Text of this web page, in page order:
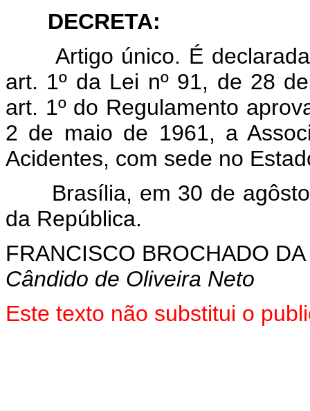
DECRETA:
Artigo único. É
art. 1º da Lei nº 91, de 28
art. 1º do Regulamento
2 de maio de 1961, a
Acidentes, com sede no
Brasília, em 30 de agôsto
da República.
FRANCISCO BROCHADO
Cândido de Oliveira Neto
Este texto não substitui o